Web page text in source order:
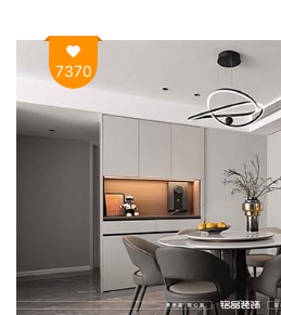
7370